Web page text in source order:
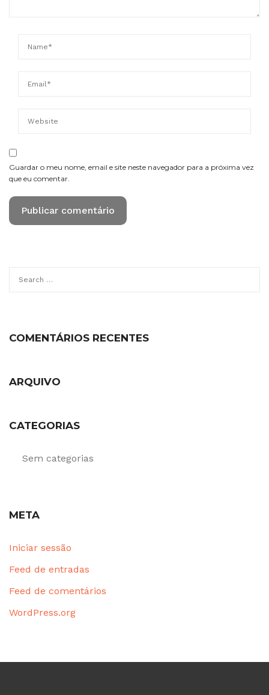
Guardar o meu nome, email e site neste navegador para a próxima vez
que eu comentar.
for:
COMENTÁRIOS RECENTES
ARQUIVO
CATEGORIAS
Sem categorias
META
Iniciar sessão
Feed de entradas
Feed de comentários
WordPress.org